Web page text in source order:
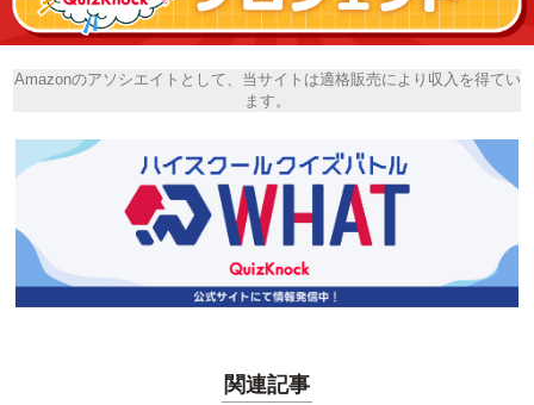
Amazonのアソシエイトとして、当サイトは適格販売により収入を得てい
ます。
関連記事